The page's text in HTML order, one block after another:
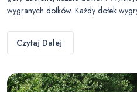
wygranych dołków. Każdy dołek
Czytaj Dalej